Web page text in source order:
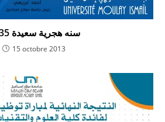
سنه هجرية سعيدة 1435
15 octobre 2013